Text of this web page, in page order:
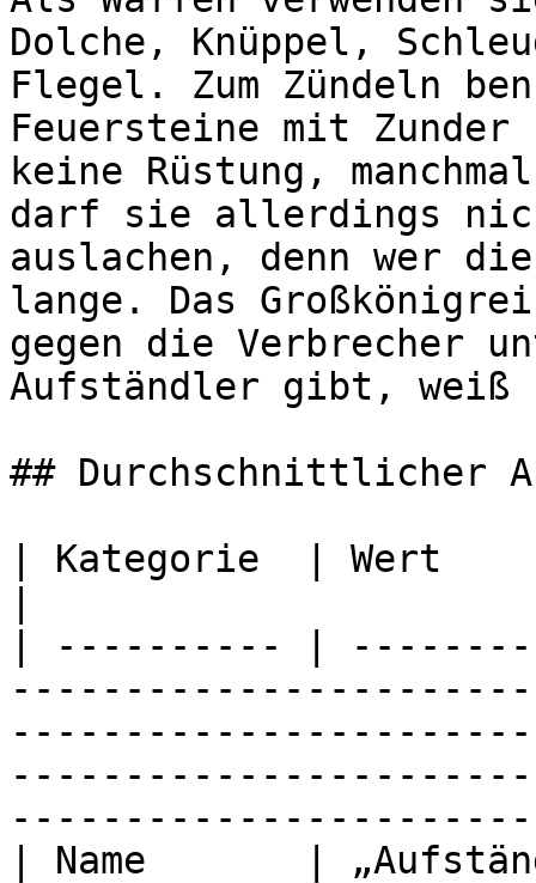
Dolche, Knüppel,
Flegel. Zum Zündeln
Feuersteine mit
keine Rüstung,
darf sie allerdings
auslachen, denn wer
lange. Das
gegen die Verbrecher
Aufständler gibt, weiß
## Durchschnittlicher
| Kategorie  | Wert
| ---------- |
| Name       |